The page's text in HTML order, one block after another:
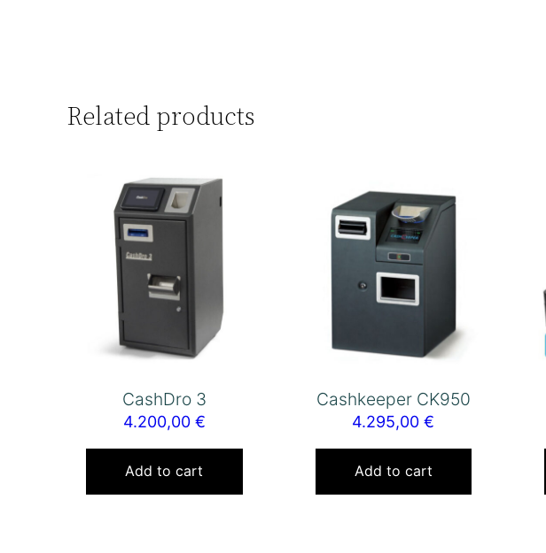
Related products
CashDro 3
4.200,00 €
Add to cart
Cashkeeper CK950
4.295,00€
Add to cart